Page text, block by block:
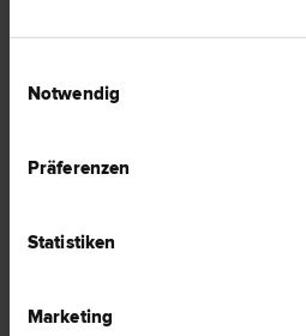
Notwendig
Präferenzen
Statistiken
Marketing